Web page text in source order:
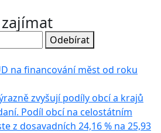
Odebírat
na financování měst od roku
zvyšují podíly obcí a krajů
Podíl obcí na celostátním
z dosavadních 24,16 % na 25,93